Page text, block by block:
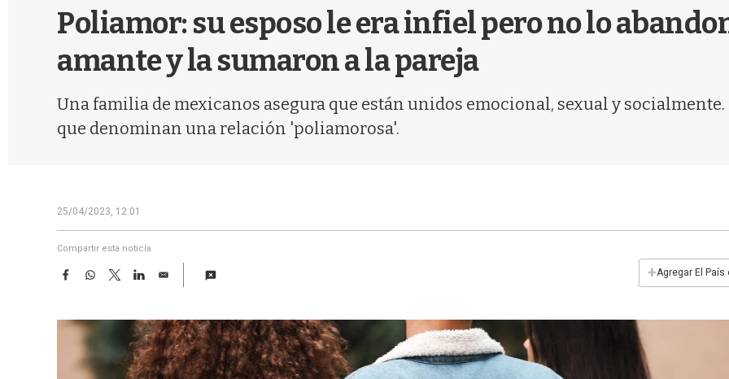
Poliamor: su esposo le era infiel pero no lo
amante y la sumaron a la pareja
Una familia de mexicanos asegura que están unidos emocional, sexual y
que denominan una relación 'poliamorosa'.
25/04/2023, 12:01
Compartir esta noticia
F
e
W
t
s
p
T
w
t
e
r
L
k
e
d
I
E
i
l
+Agregar El País